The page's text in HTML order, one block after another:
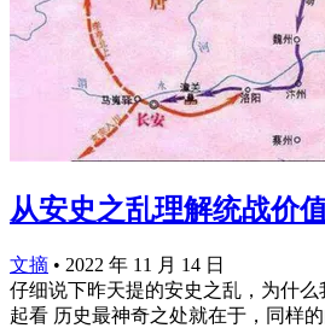
从安史之乱理解统战价
文摘 • 2022 年 11 月 14 日
仔细说下昨天提的安史之乱，为什
起看 历史最神奇之处就在于，同样